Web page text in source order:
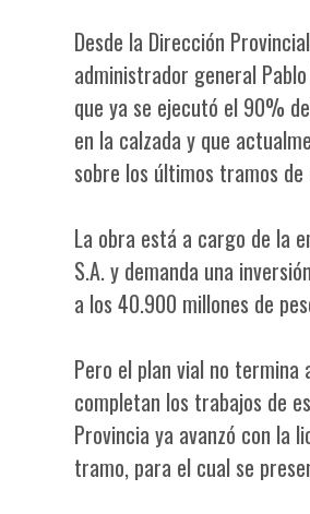
Desde la Dirección
administrador general
que ya se ejecutó el 90%
en la calzada y que
sobre los últimos tramos de
La obra está a cargo de la
S.A. y demanda una
a los 40.900 millones de
Pero el plan vial no termina
completan los trabajos de
Provincia ya avanzó con la
tramo, para el cual se